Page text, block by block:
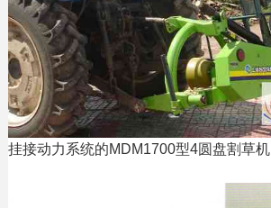
挂接动力系统的MDM1700型4圆盘割草机